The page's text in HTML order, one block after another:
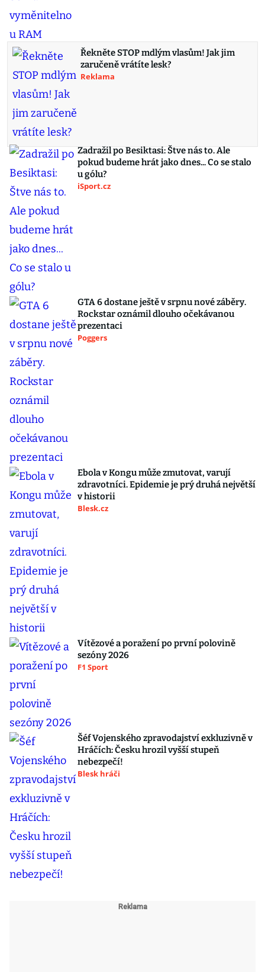
Řekněte STOP mdlým vlasům! Jak jim
zaručeně vrátíte lesk?
Reklama
Zadražil po Besiktasi: Štve nás to. Ale
pokud budeme hrát jako dnes... Co se stalo
u gólu?
iSport.cz
GTA 6 dostane ještě v srpnu nové záběry.
Rockstar oznámil dlouho očekávanou
prezentaci
Poggers
Ebola v Kongu může zmutovat, varují
zdravotníci. Epidemie je prý druhá největší
v historii
Blesk.cz
Vítězové a poražení po první polovině
sezóny 2026
F1 Sport
Šéf Vojenského zpravodajství exkluzivně v
Hráčích: Česku hrozil vyšší stupeň
nebezpečí!
Blesk hráči